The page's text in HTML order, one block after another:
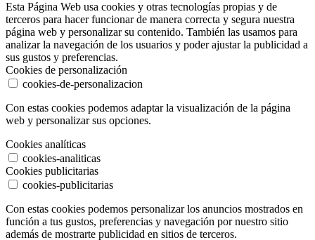
Esta Página Web usa cookies y otras tecnologías propias y de
terceros para hacer funcionar de manera correcta y segura nuestra
página web y personalizar su contenido. También las usamos para
analizar la navegación de los usuarios y poder ajustar la publicidad a
sus gustos y preferencias.
Cookies de personalización
cookies-de-personalizacion
Con estas cookies podemos adaptar la visualización de la página
web y personalizar sus opciones.
Cookies analíticas
cookies-analiticas
Cookies publicitarias
cookies-publicitarias
Con estas cookies podemos personalizar los anuncios mostrados en
función a tus gustos, preferencias y navegación por nuestro sitio
además de mostrarte publicidad en sitios de terceros.